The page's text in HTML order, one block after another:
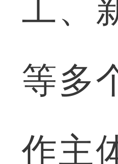
工、
等多
作主